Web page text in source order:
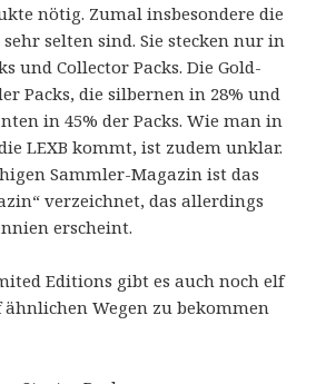
nötig. Zumal insbesondere die
sehr selten sind. Sie stecken nur in
und Collector Packs. Die Gold-
Packs, die silbernen in 28% und
in 45% der Packs. Wie man in
LEXB kommt, ist zudem unklar.
Sammler-Magazin ist das
verzeichnet, das allerdings
erscheint.
Editions gibt es auch noch elf
ähnlichen Wegen zu bekommen